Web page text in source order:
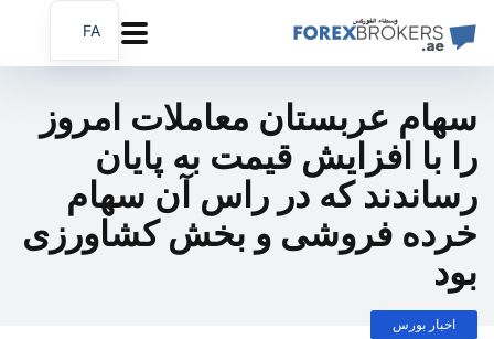
سهام عربستان معاملات امروز
را با افزایش قیمت به پایان
رساندند که در راس آن سهام
خرده فروشی و بخش کشاورزی
بود
اخبار بورس
FA
AR